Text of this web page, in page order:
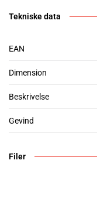
Tekniske data
EAN
Dimension
Beskrivelse
Gevind
Filer